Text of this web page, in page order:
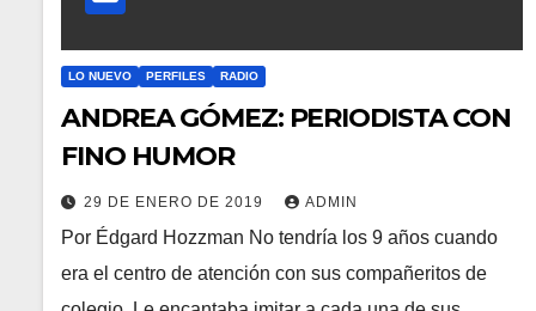
LO NUEVO PERFILES RADIO
ANDREA GÓMEZ: PERIODISTA CON
FINO HUMOR
29 DE ENERO DE 2019 ADMIN
Por Édgard Hozzman No tendría los 9 años cuando
era el centro de atención con sus compañeritos de